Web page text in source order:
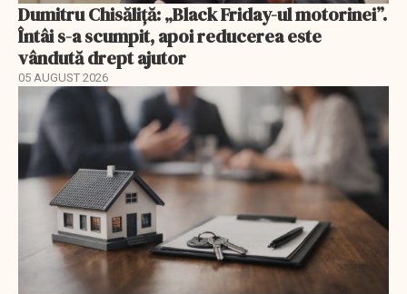
Dumitru Chisăliță: „Black Friday-ul motorinei”.
Întâi s-a scumpit, apoi reducerea este
vândută drept ajutor
05 AUGUST 2026